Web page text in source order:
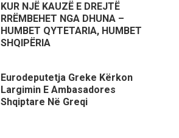
KUR NJË KAUZË E DREJTË
RRËMBEHET NGA DHUNA –
HUMBET QYTETARIA, HUMBET
SHQIPËRIA
Eurodeputetja Greke Kërkon
Largimin E Ambasadores
Shqiptare Në Greqi